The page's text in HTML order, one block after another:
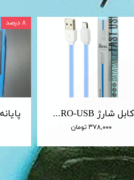
۸ درصد
کابل شارژ MICRO-USB اندروید LDNIO الدینیو مدل XS-07 متراژ 1 متر
۳۷۸,۰۰۰ تومان